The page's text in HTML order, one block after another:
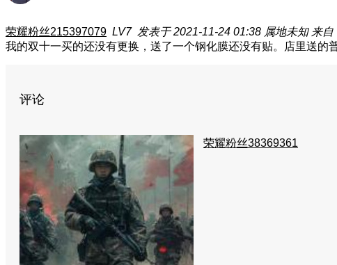
荣耀粉丝215397079 LV7 发表于 2021-11-24 01:38 属地未知 来自
我的双十一买的还没有更换，送了一个钢化膜还没有贴。店里送
评论
荣耀粉丝38369361